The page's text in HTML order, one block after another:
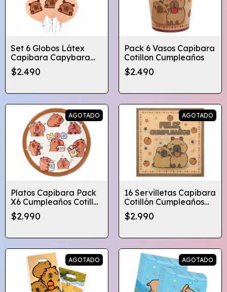
Set 6 Globos Látex
Capibara Capybara
Cumpleaños
Globifiesta
$2.490
Pack 6 Vasos Capibara
Cotillon Cumpleaños
$2.490
AGOTADO
Platos Capibara Pack
X6 Cumpleaños Cotillon
Sorpresa 23 Cm
$2.990
AGOTADO
16 Servilletas Capibara
Cotillón Cumpleaños
Globifiesta
$2.990
AGOTADO AGOTADO